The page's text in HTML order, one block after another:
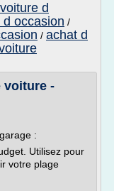
d
occasion /
/ achat d
voiture -
:
Utilisez pour
votre plage